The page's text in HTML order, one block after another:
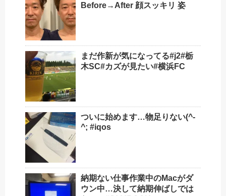
Before→After 顔スッキリ 姿
まだ作新が気になってる#j2#栃
木SC#カズが見たい#横浜FC
ついに始めます…物足りない(^-
^; #iqos
納期ない仕事作業中のMacがダ
ウン中…決して納期伸ばしでは